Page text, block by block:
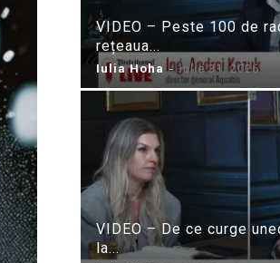
VIDEO – Peste 100 de
rețeaua...
Iulia Hoha - iulie 31, 2026
VIDEO – De ce curge
la...